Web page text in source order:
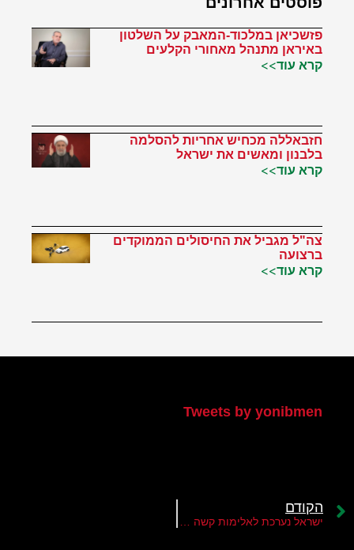
פזשכיאן במלכוד-המאבק על השלטון
באיראן מתנהל מאחורי הקלעים
קרא עוד>>
חזבאללה מכחיש אחריות להסלמה
בלבנון ומאשים את ישראל
קרא עוד>>
צה"ל מגביל את החיסולים הממוקדים
ברצועה
קרא עוד>>
Tweets by yonibmen
הקודם